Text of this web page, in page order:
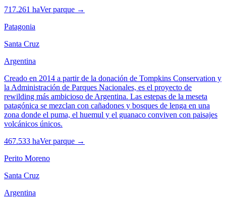
717.261 haVer parque →
Patagonia
Santa Cruz
Argentina
Creado en 2014 a partir de la donación de Tompkins Conservation y
la Administración de Parques Nacionales, es el proyecto de
rewilding más ambicioso de Argentina. Las estepas de la meseta
patagónica se mezclan con cañadones y bosques de lenga en una
zona donde el puma, el huemul y el guanaco conviven con paisajes
volcánicos únicos.
467.533 haVer parque →
Perito Moreno
Santa Cruz
Argentina